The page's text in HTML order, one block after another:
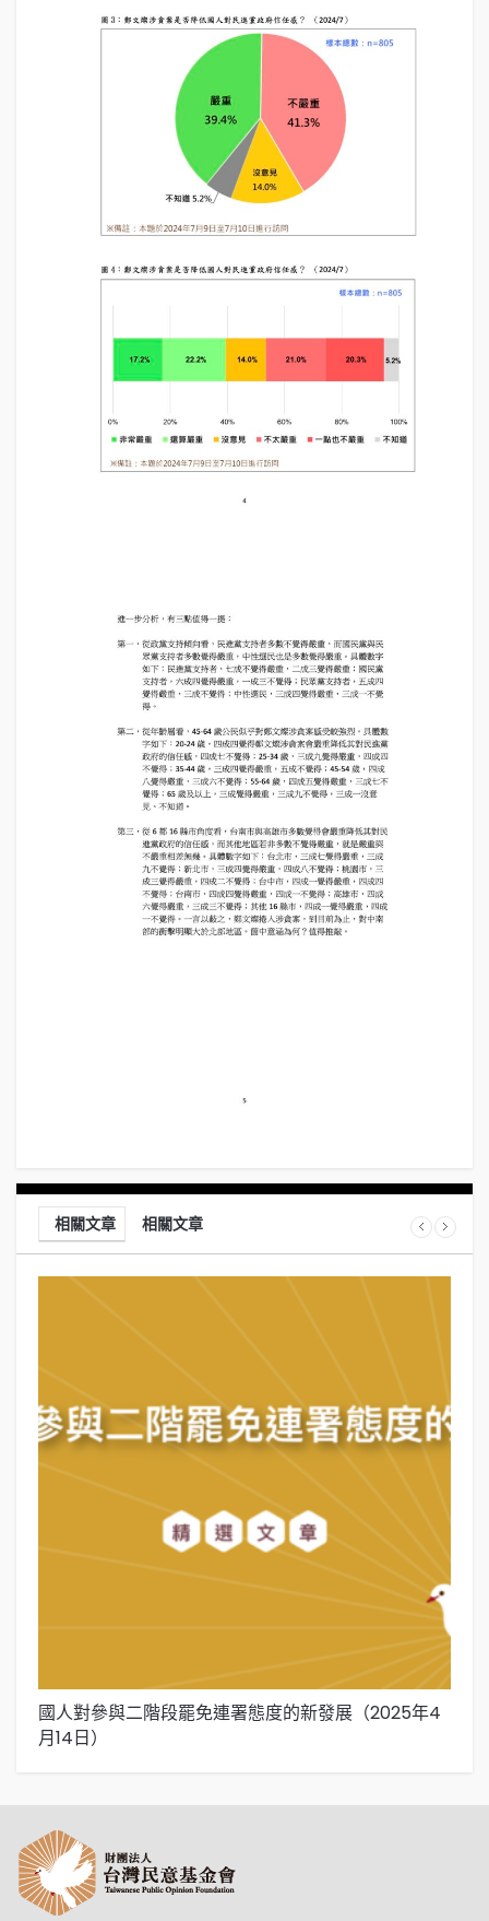
相關文章 相關文章
國人對參與二階段罷免連署態度的新發展（2025年4
月14日）